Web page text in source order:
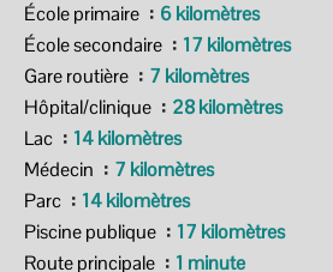
École primaire
6 kilomètres
École secondaire
17 kilomètres
Gare routière
7 kilomètres
Hôpital/clinique
28 kilomètres
Lac
14 kilomètres
Médecin
7 kilomètres
Parc
14 kilomètres
Piscine publique
17 kilomètres
Route principale
1 minute